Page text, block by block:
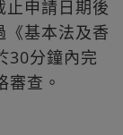
止申請日期後
《基本法及香
30分鐘內完
查。